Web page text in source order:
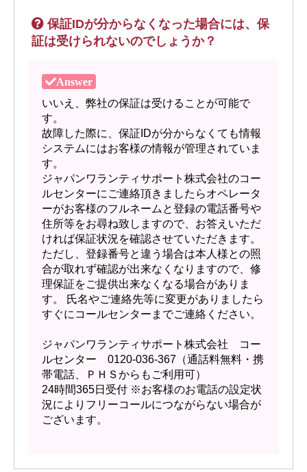
保証IDが分からなくなった場合には、保
証は受けられないのでしょうか？
いいえ、弊社の保証は受けることが可能で
す。
故障した際に、保証IDが分からなくても情報
システムにはお客様の情報が管理されていま
す。
ジャパンワランティサポート株式会社のコー
ルセンターにご連絡頂きましたらオペレータ
ーがお客様のフルネームと登録の電話番号や
住所等をお尋ね致しますので、お答えいただ
ければ保証状況を確認させていただきます。
ただし、登録番号と違う場合は本人様との照
合が取れず確認が出来なくなりますので、修
理保証をご提供出来なくなる場合がありま
す。 氏名やご連絡先等に変更がありましたら
すぐにコールセンターまでご連絡ください。
ジャパンワランティサポート株式会社 コー
ルセンター 0120-036-367（通話料無料・携
帯電話、ＰＨＳからもご利用可）
24時間365日受付 ※お客様のお電話の設定状
況によりフリーコールにつながらない場合が
ございます。